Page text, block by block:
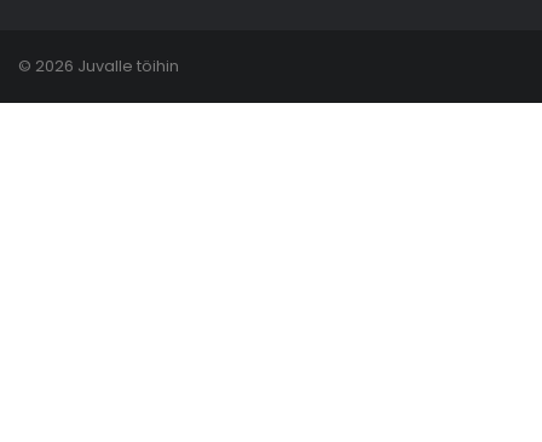
© 2026 Juvalle töihin